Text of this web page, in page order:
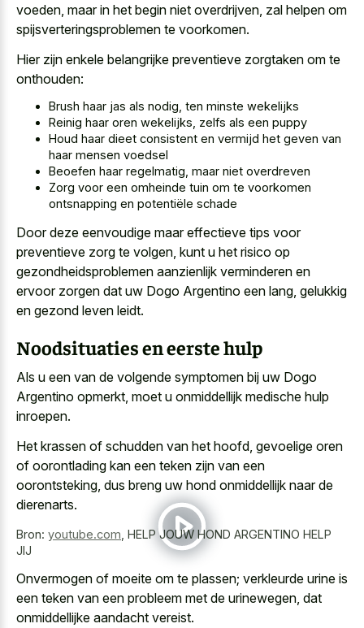
voeden, maar in het begin niet overdrijven, zal helpen om
spijsverteringsproblemen te voorkomen.
Hier zijn enkele belangrijke preventieve zorgtaken om te
onthouden:
Brush haar jas als nodig, ten minste wekelijks
Reinig haar oren wekelijks, zelfs als een puppy
Houd haar dieet consistent en vermijd het geven van
haar mensen voedsel
Beoefen haar regelmatig, maar niet overdreven
Zorg voor een omheinde tuin om te voorkomen
ontsnapping en potentiële schade
Doordeze eenvoudige maareffectieve tips voor
preventieve zorg te volgen, kunt u het risico op
gezondheidsproblemen aanzienlijk verminderen en
ervoor zorgen dat uw Dogo Argentino een lang, gelukkig
en gezond leven leidt.
Noodsituaties en eerste hulp
Als u een van de volgende symptomen bij uw Dogo
Argentino opmerkt, moet u onmiddellijk medische hulp
inroepen.
Het krassen of schudden van het hoofd, gevoelige oren
of oorontlading kan een teken zijn van een
oorontsteking, dus breng uw hond onmiddellijk naar de
dierenarts.
Bron: youtube.com HELP JOUW HOND ARGENTINO HELP
JIJ
Onvermogen of moeite om te plassen; verkleurde urine is
een teken van een probleem met de urinewegen, dat
onmiddellijke aandacht vereist.